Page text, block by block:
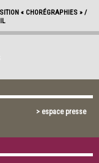
« CHORÉGRAPHIES » /
> espace presse